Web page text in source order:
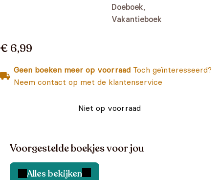
Doeboek,
Vakantieboek
€ 6,99
Geen boeken meer op voorraad Toch geïnteresseerd?
Neem contact op met de klantenservice
Niet op voorraad
Voorgestelde boekjes voor jou
Alles bekijken